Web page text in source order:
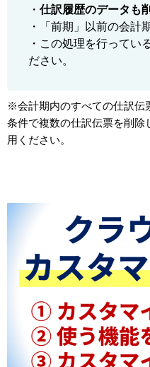
・ 仕訳履歴のデータも
・「前期」以前の会計
・この処理を行ってい
ださい。
※会計期内のすべての仕訳伝
条件で複数の仕訳伝票を削除
用ください。